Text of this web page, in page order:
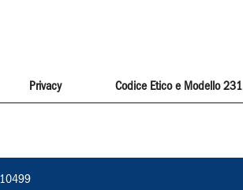
Privacy Codice Etico e Modello 231